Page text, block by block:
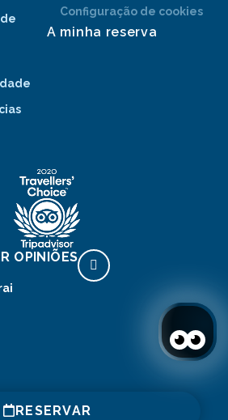
RESERVAR
Configuração de cookies
A minha reserva
OPINIÕES